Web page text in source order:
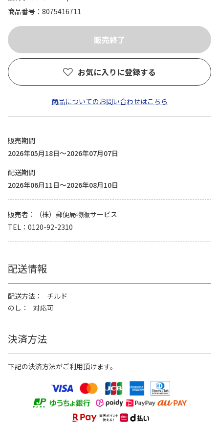
商品番号
8075416711
お気に入りに登録する
商品についてのお問い合わせはこちら
販売期間
2026年05月18日～2026年07月07日
配送期間
2026年06月11日～2026年08月10日
販売者
（株）郵便局物販サービス
TEL
0120-92-2310
配送情報
配送方法
チルド
のし
対応可
決済方法
下記の決済方法がご利用頂けます。